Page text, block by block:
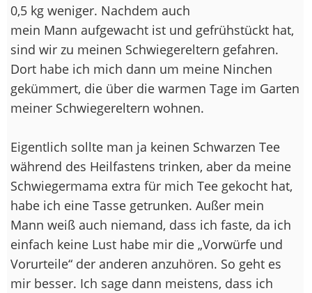
0,5 kg weniger. Nachdem auch
mein Mann aufgewacht ist und gefrühstückt hat,
sind wir zu meinen Schwiegereltern gefahren.
Dort habe ich mich dann um meine Ninchen
gekümmert, die über die warmen Tage im Garten
meiner Schwiegereltern wohnen.
Eigentlich sollte man ja keinen Schwarzen Tee
während des Heilfastens trinken, aber da meine
Schwiegermama extra für mich Tee gekocht hat,
habe ich eine Tasse getrunken. Außer mein
Mann weiß auch niemand, dass ich faste, da ich
einfach keine Lust habe mir die „Vorwürfe und
Vorurteile“ der anderen anzuhören. So geht es
mir besser. Ich sage dann meistens, dass ich